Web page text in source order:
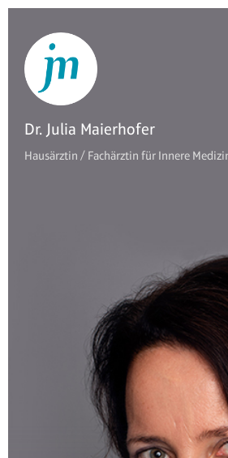
Dr. Julia Maierhofer
Hausärztin / Fachärztin für Innere